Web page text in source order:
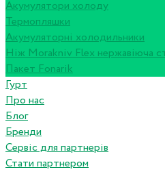
Акумулятори холоду
Термопляшки
Акумуляторні холодильники
Ніж Morakniv Flex нержавіюча
Пакет Fonarik
Гурт
Про нас
Блог
Бренди
Сервіс для партнерів
Стати партнером